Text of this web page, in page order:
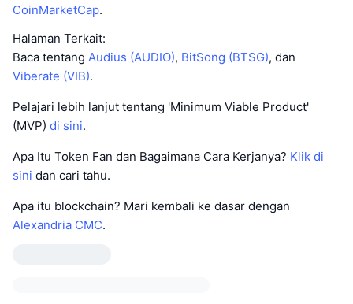
CoinMarketCap.
Halaman Terkait:
Baca tentang Audius (AUDIO), BitSong (BTSG), dan
Viberate (VIB).
Pelajari lebih lanjut tentang 'Minimum Viable Product'
(MVP) di sini.
Apa Itu Token Fan dan Bagaimana Cara Kerjanya? Klik di
sini dan cari tahu.
Apa itu blockchain? Mari kembali ke dasar dengan
Alexandria CMC.